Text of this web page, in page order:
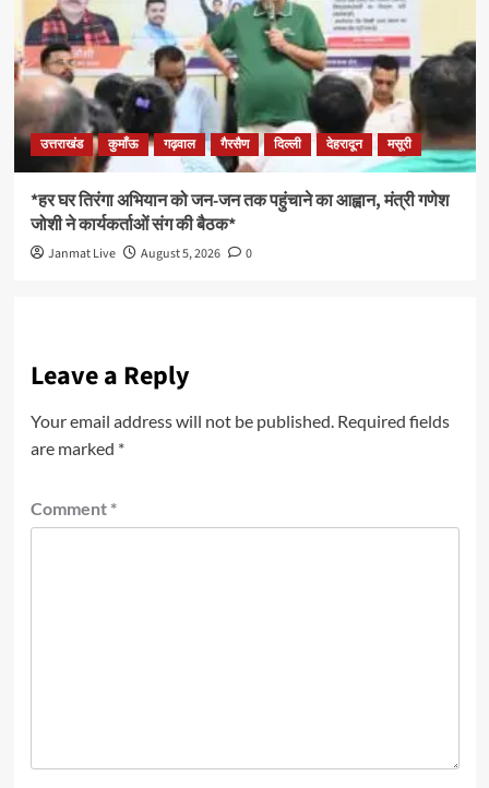
उत्तराखंड कुमाँऊ गढ़वाल गैरसैण दिल्ली देहरादून मसूरी
*हर घर तिरंगा अभियान को जन-जन तक पहुंचाने का आह्वान, मंत्री गणेश
जोशी ने कार्यकर्ताओं संग की बैठक*
Janmat Live August 5, 2026 0
Leave a Reply
Your email address will not be published. Required fields
are marked *
Comment *